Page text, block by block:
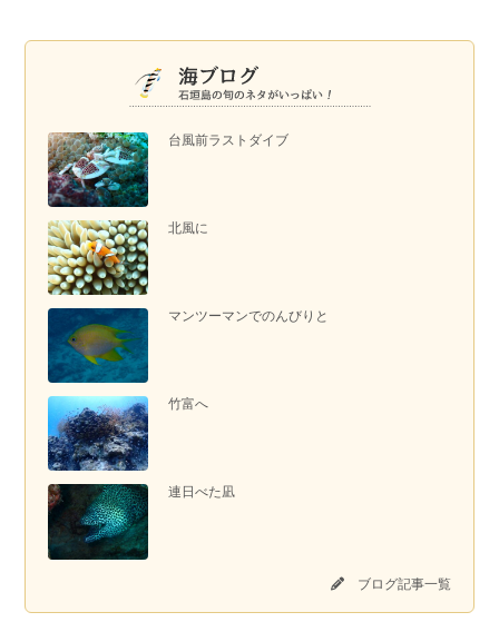
台風前ラストダイブ
北風に
マンツーマンでのんびりと
竹富へ
連日べた凪
ブログ記事一覧